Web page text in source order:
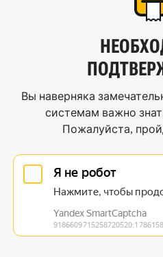
Вы наверняка
системам важно
Пожалуйста,